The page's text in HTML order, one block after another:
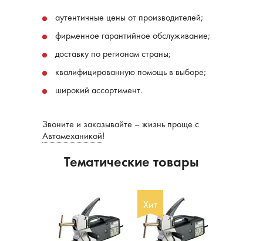
аутентичные цены от производителей;
фирменное гарантийное обслуживание;
доставку по регионам страны;
квалифицированную помощь в выборе;
широкий ассортимент.
Звоните и заказывайте – жизнь проще с
Автомеханикой!
Тематические товары
Хит